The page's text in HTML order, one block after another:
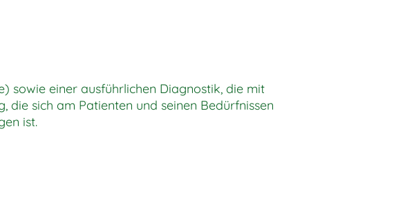
sowie einer ausführlichen Diagnostik, die mit
sich am Patienten und seinen Bedürfnissen
ist.